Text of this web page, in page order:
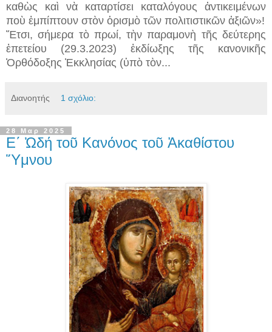
καθὼς καὶ νὰ καταρτίσει καταλόγους ἀντικειμένων
ποὺ ἐμπίπτουν στὸν ὁρισμὸ τῶν πολιτιστικῶν ἀξιῶν»!
Ἔτσι, σήμερα τὸ πρωί, τὴν παραμονὴ τῆς δεύτερης
ἐπετείου (29.3.2023) ἐκδίωξης τῆς κανονικῆς
Ὀρθόδοξης Ἐκκλησίας (ὑπὸ τὸν...
Διανοητής 1 σχόλιο:
28 Μαρ 2025
Ε΄ Ὠδή τοῦ Κανόνος τοῦ Ἀκαθίστου
Ὕμνου